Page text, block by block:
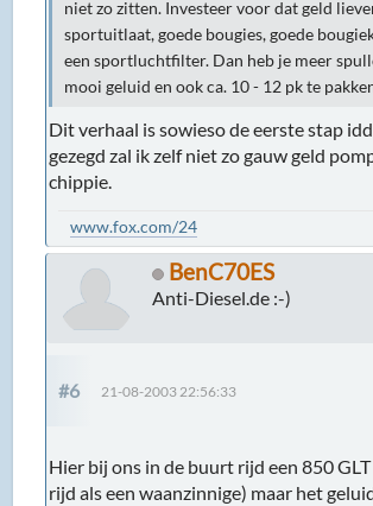
niet zo zitten. Investeer voor dat geld
sportuitlaat, goede bougies, goede
een sportluchtfilter. Dan heb je meer
mooi geluid en ook ca. 10 - 12 pk te
Dit verhaal is sowieso de eerste stap
gezegd zal ik zelf niet zo gauw geld
chippie.
www.fox.com/24
BenC70ES
Anti-Diesel.de :-)
#6 21-08-2003 22:56:33
Hier bij ons in de buurt rijd een 850
rijd als een waanzinnige) maar het